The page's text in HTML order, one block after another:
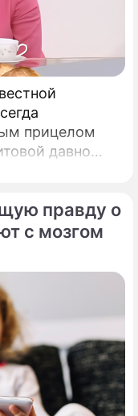
прицелом
давно
правду о
с мозгом